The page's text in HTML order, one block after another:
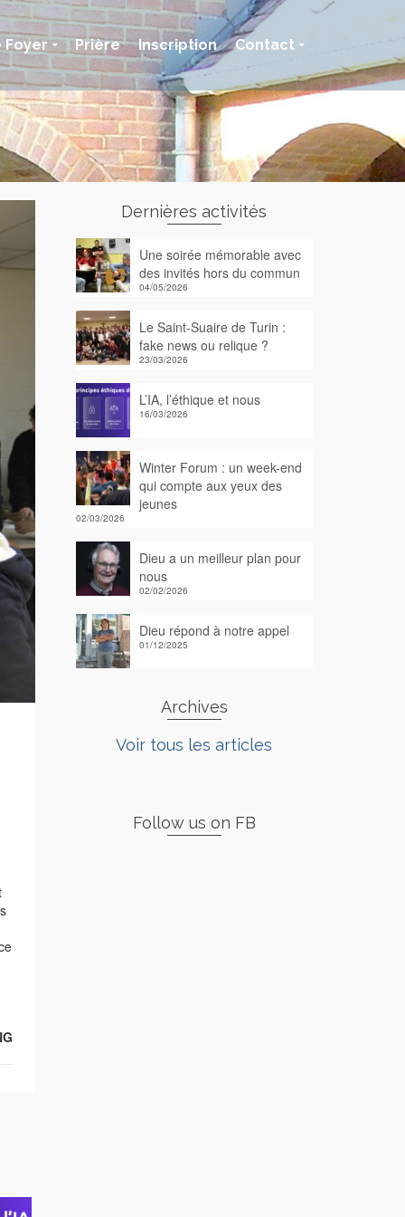
Foyer Prière Inscription Contact
Dernières activités
Une soirée mémorable avec
des invités hors du commun
04/05/2026
Le Saint-Suaire de Turin :
fake news ou relique ?
23/03/2026
L’IA, l’éthique et nous
16/03/2026
Winter Forum : un week-end
qui compte aux yeux des
jeunes
02/03/2026
Dieu a un meilleur plan pour
nous
02/02/2026
Dieu répond à notre appel
01/12/2025
Archives
Voir tous les articles
Follow us on FB